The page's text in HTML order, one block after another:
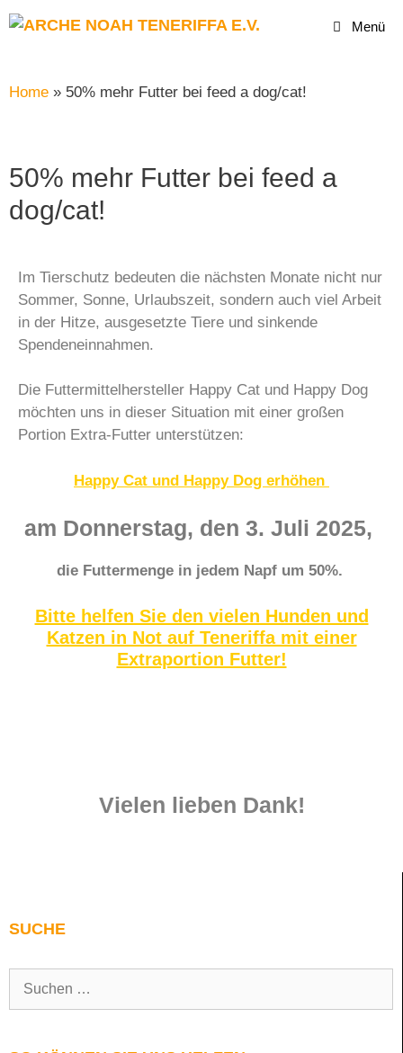
Menü
Home » 50% mehr Futter bei feed a dog/cat!
50% mehr Futter bei feed a
dog/cat!
Im Tierschutz bedeuten die nächsten Monate nicht nur
Sommer, Sonne, Urlaubszeit, sondern auch viel Arbeit
in der Hitze, ausgesetzte Tiere und sinkende
Spendeneinnahmen.
Die Futtermittelhersteller Happy Cat und Happy Dog
möchten uns in dieser Situation mit einer großen
Portion Extra-Futter unterstützen:
Happy Cat und Happy Dog erhöhen
am Donnerstag, den 3. Juli 2025,
die Futtermenge in jedem Napf um 50%.
Bitte helfen Sie den vielen Hunden und
Katzen in Not auf Teneriffa mit einer
Extraportion Futter!
Vielen lieben Dank!
SUCHE